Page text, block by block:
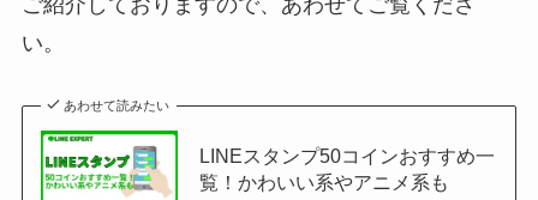
ご紹介しておりますので、あわせてご覧くださ
い。
あわせて読みたい
LINEスタンプ50コインおすすめ一
覧！かわいい系やアニメ系も